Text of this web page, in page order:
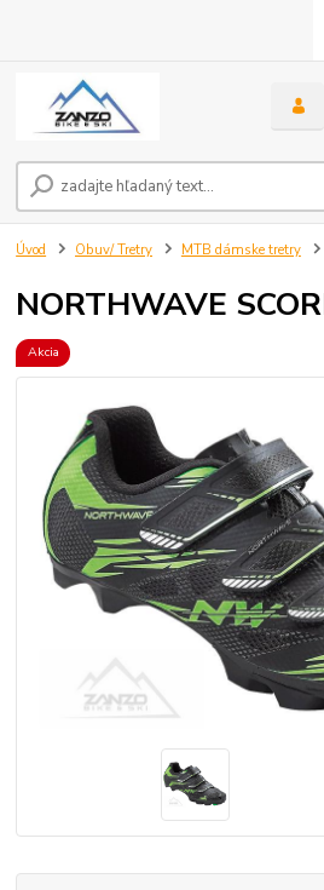
Úvod Obuv/ Tretry MTB dámske tretry
NORTHWAVE
Akcia